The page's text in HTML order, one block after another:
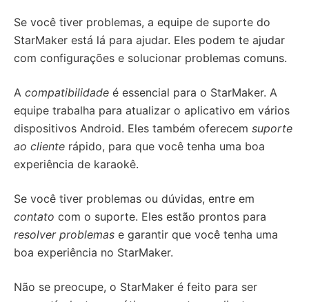
Se você tiver problemas, a equipe de suporte do
StarMaker está lá para ajudar. Eles podem te ajudar
com configurações e solucionar problemas comuns.
A compatibilidade é essencial para o StarMaker. A
equipe trabalha para atualizar o aplicativo em vários
dispositivos Android. Eles também oferecem suporte
ao cliente rápido, para que você tenha uma boa
experiência de karaokê.
Se você tiver problemas ou dúvidas, entre em
contato com o suporte. Eles estão prontos para
resolver problemas e garantir que você tenha uma
boa experiência no StarMaker.
Não se preocupe, o StarMaker é feito para ser